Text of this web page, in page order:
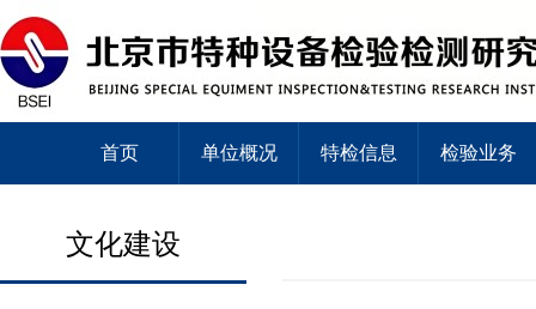
首页 单位概况 特检信息 检验业务
文化建设